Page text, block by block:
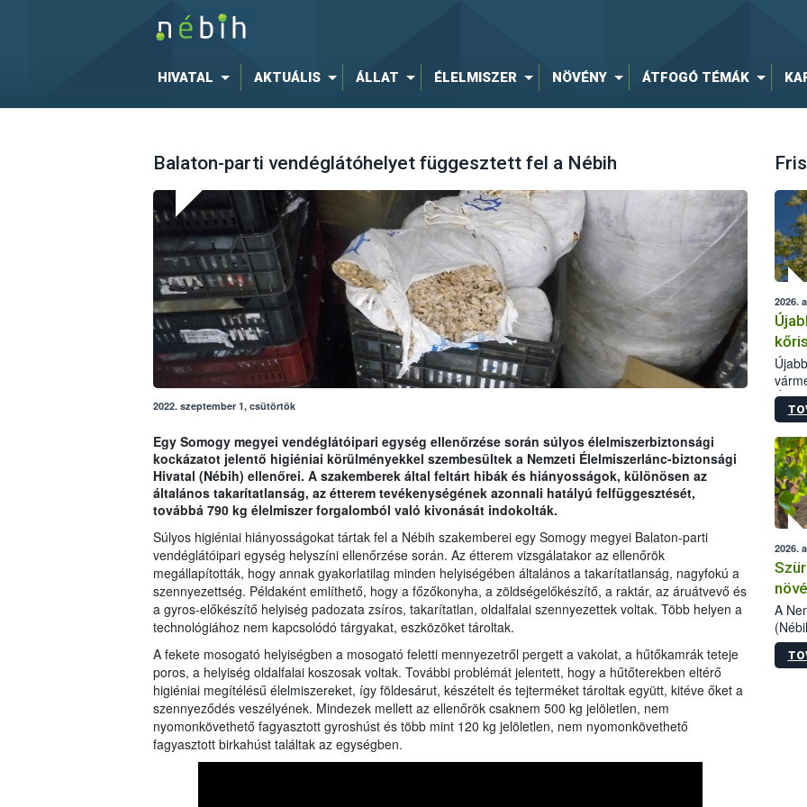
HIVATAL AKTUÁLIS ÁLLAT ÉLELMISZER NÖVÉNY ÁTFOGÓ TÉMÁK
Balaton-parti vendéglátóhelyet függesztett fel a Nébih
2022. szeptember 1, csütörtök
Egy Somogy megyei vendéglátóipari egység ellenőrzése során súlyos élelmiszerbiztonsági
kockázatot jelentő higiéniai körülményekkel szembesültek a Nemzeti Élelmiszerlánc-biztonsági
Hivatal (Nébih) ellenőrei. A szakemberek által feltárt hibák és hiányosságok, különösen az
általános takarítatlanság, az étterem tevékenységének azonnali hatályú felfüggesztését,
továbbá 790 kg élelmiszer forgalomból való kivonását indokolták.
Súlyos higiéniai hiányosságokat tártak fel a Nébih szakemberei egy Somogy megyei Balaton-parti
vendéglátóipari egység helyszíni ellenőrzése során. Az étterem vizsgálatakor az ellenőrök
megállapították, hogy annak gyakorlatilag minden helyiségében általános a takarítatlanság, nagyfokú a
szennyezettség. Példaként említhető, hogy a főzőkonyha, a zöldségelőkészítő, a raktár, az áruátvevő és
a gyros-előkészítő helyiség padozata zsíros, takarítatlan, oldalfalai szennyezettek voltak. Több helyen a
technológiához nem kapcsolódó tárgyakat, eszközöket tároltak.
A fekete mosogató helyiségben a mosogató feletti mennyezetről pergett a vakolat, a hűtőkamrák teteje
poros, a helyiség oldalfalai koszosak voltak. További problémát jelentett, hogy a hűtőterekben eltérő
higiéniai megítélésű élelmiszereket, így földesárut, készételt és tejterméket tároltak együtt, kitéve őket a
szennyeződés veszélyének. Mindezek mellett az ellenőrök csaknem 500 kg jelöletlen, nem
nyomonkövethető fagyasztott gyroshúst és több mint 120 kg jelöletlen, nem nyomonkövethető
fagyasztott birkahúst találtak az egységben.
2026.
2026.
A